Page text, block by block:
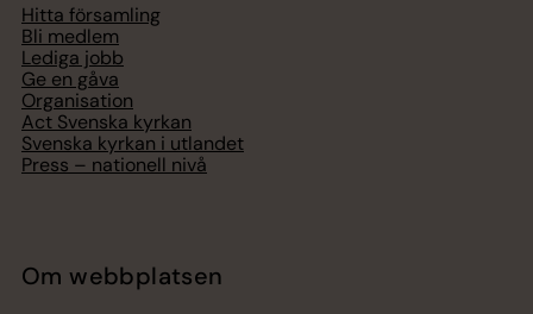
Hitta församling
Bli medlem
Lediga jobb
Ge en gåva
Organisation
Act Svenska kyrkan
Svenska kyrkan i utlandet
Press – nationell nivå
Om webbplatsen